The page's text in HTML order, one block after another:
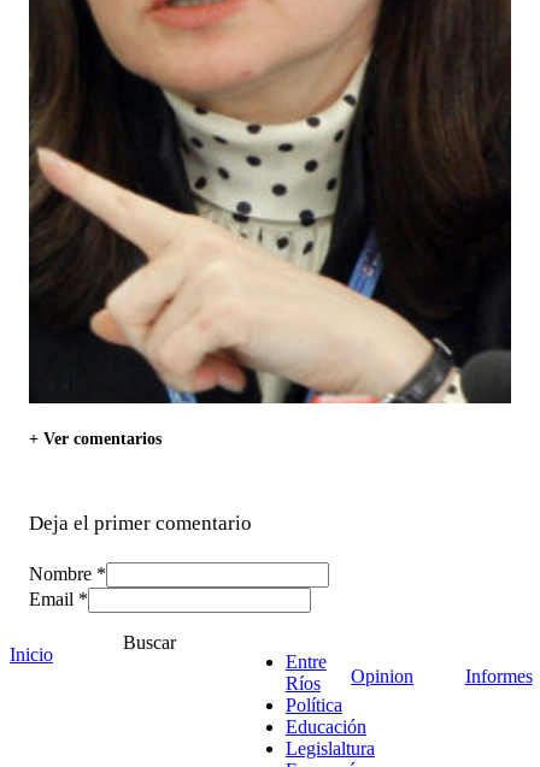
+ Ver comentarios
Deja el primer comentario
Nombre *
Email *
Inicio
Buscar
Entre
Ríos
Política
Educación
Legislaltura
Opinion Informes